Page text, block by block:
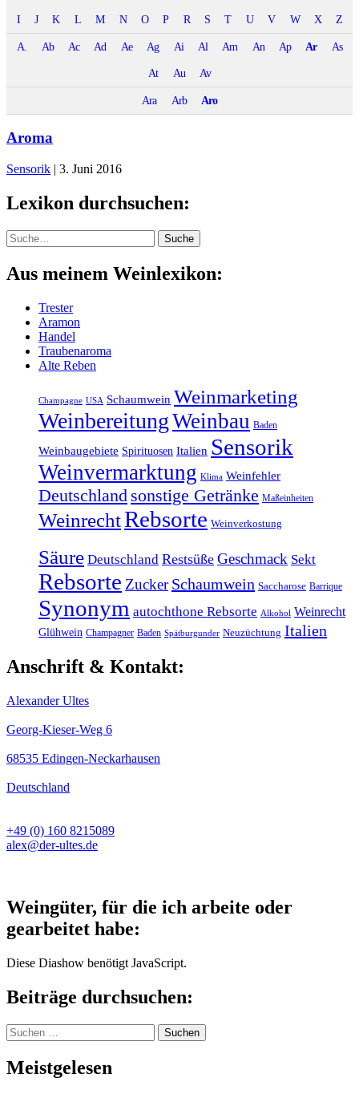
I J K L M N O P R S T U V W X Z
A. Ab Ac Ad Ae Ag Ai Al Am An Ap Ar As
At Au Av
Ara Arb Aro
Aroma
Sensorik | 3. Juni 2016
Lexikon durchsuchen:
Suche Suche
Aus meinem Weinlexikon:
Trester
Aramon
Handel
Traubenaroma
Alte Reben
Champagne USA Schaumwein Weinmarketing
WeinbereitungWeinbau Baden
Weinbaugebiete Spirituosen Italien Sensorik
Weinvermarktung Klima Weinfehler
Deutschland sonstige Getränke Maßeinheiten
WeinrechtRebsorte Weinverkostung
Säure Deutschland Restsüße Geschmack Sekt
Rebsorte Zucker Schaumwein Saccharose Barrique
Synonym autochthone Rebsorte Alkohol Weinrecht
Glühwein Champagner Baden Spätburgunder Neuzüchtung Italien
Anschrift & Kontakt:
Alexander Ultes
Georg-Kieser-Weg 6
68535 Edingen-Neckarhausen
Deutschland
+49 (0) 160 8215089
alex@der-ultes.de
Weingüter, für die ich arbeite oder
gearbeitet habe:
Diese Diashow benötigt JavaScript.
Beiträge durchsuchen:
Suchen
nach:
Meistgelesen